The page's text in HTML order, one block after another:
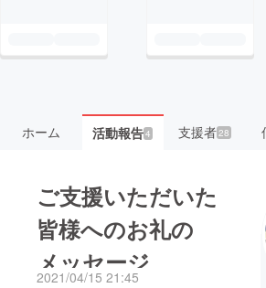
ホーム 活動報告4 支援者 28
ご支援いただいた
皆様へのお礼の
メッセージ
2021/04/15 21:45